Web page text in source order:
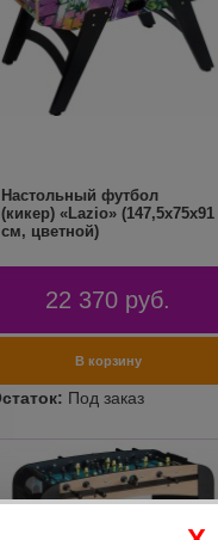
Настольный футбол
(кикер) «Lazio» (147,5x75x91
см, цветной)
22 370 руб.